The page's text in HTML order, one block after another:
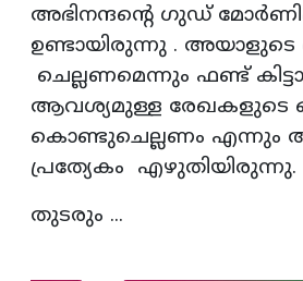
അഭിനന്ദന്റെ ഗുഡ്
ഉണ്ടായിരുന്നു . അയാളുടെ
ചെല്ലണമെന്നും ഫണ്ട്
ആവശ്യമുള്ള രേഖകളുടെ
കൊണ്ടുചെല്ലണം എന്നും
പ്രത്യേകം എഴുതിയിരുന്നു.
തുടരും ...